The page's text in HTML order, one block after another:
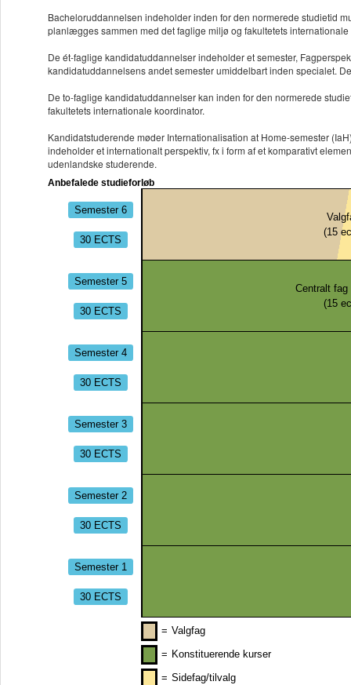
Bacheloruddannelsen indeholder inden for den normerede studietid
planlægges sammen med det faglige miljø og fakultetets internationale
De ét-faglige kandidatuddannelser indeholder et semester,
kandidatuddannelsens andet semester umiddelbart inden specialet.
De to-faglige kandidatuddannelser kan inden for den normerede
fakultetets internationale koordinator.
Kandidatstuderende møder Internationalisation at Home-semester
indeholder et internationalt perspektiv, fx i form af et komparativt
udenlandske studerende.
Anbefalede studieforløb
Semester 6
30 ECTS
(15
Semester 5
30 ECTS
Centralt fag
(15
Semester 4
30 ECTS
Semester 3
30 ECTS
Semester 2
30 ECTS
Semester 1
30 ECTS
= Valgfag
= Konstituerende kurser
= Sidefag/tilvalg